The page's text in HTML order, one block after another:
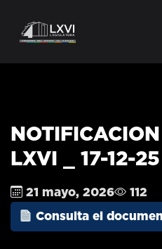
LXVI _ 17-12-
21 mayo, 2026
112
Consulta el